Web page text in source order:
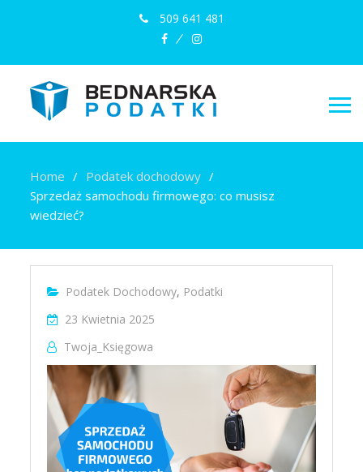
509 641 481
Home
Podatek dochodowy
Sprzedaż samochodu firmowego: co musisz
wiedzieć?
Podatek Dochodowy, Podatki
23 Kwietnia 2025
Twoja_Księgowa